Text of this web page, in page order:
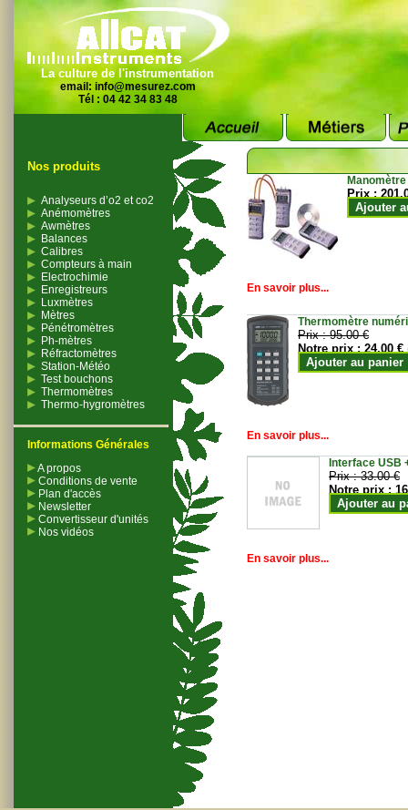
La culture de l'instrumentation
email: info@mesurez.com
Tél : 04 42 34 83 48
Nos produits
Analyseurs d’o2 et co2
Anémomètres
Awmètres
Balances
Calibres
Compteurs à main
Electrochimie
Enregistreurs
Luxmètres
Mètres
Pénétromètres
Ph-mètres
Réfractomètres
Station-Météo
Test bouchons
Thermomètres
Thermo-hygromètres
Informations Générales
A propos
Conditions de vente
Plan d'accès
Newsletter
Convertisseur d'unités
Nos vidéos
Prix :
Ajouter
En savoir plus...
Thermomètre
Prix :95.00 €
Notre prix :24.00 €
Ajouter au panier
En savoir plus...
Interface USB
Prix :33.00 €
Notre prix :
Ajouter au
En savoir plus...